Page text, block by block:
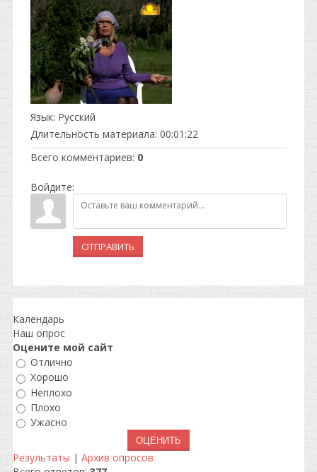
Язык: Русский
Длительность материала: 00:01:22
Всего комментариев: 0
Войдите:
ОТПРАВИТЬ
Календарь
Наш опрос
Оцените мой сайт
Отлично
Хорошо
Неплохо
Плохо
Ужасно
Результаты | Архив опросов